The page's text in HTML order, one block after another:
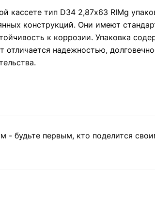
кассете тип D34 2,87х63 RIMg
конструкций. Они имеют
к коррозии. Упаковка
надежностью,
- будьте первым, кто поделится